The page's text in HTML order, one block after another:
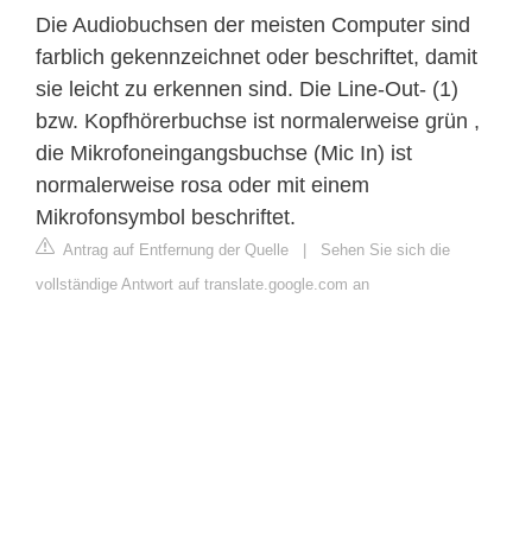
Die Audiobuchsen der meisten Computer sind
farblich gekennzeichnet oder beschriftet, damit
sie leicht zu erkennen sind. Die Line-Out- (1)
bzw. Kopfhörerbuchse ist normalerweise grün ,
die Mikrofoneingangsbuchse (Mic In) ist
normalerweise rosa oder mit einem
Mikrofonsymbol beschriftet.
Antrag auf Entfernung der Quelle | Sehen Sie sich die
vollständige Antwort auf translate.google.com an